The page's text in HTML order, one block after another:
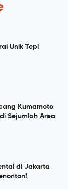
Unik Tepi
Kumamoto
Sejumlah Area
di Jakarta